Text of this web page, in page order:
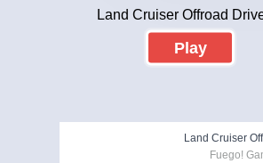
Play
Land Cruiser